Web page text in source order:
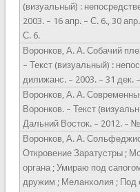
(визуальный) :
2003. – 16 апр. – С. 6., 30
С. 6.
Воронков, А. А. Собачий
– Текст (визуальный) :
дилижанс. – 2003. – 31 дек.
Воронков, А. А.
Воронков. – Текст
Дальний Восток. – 2012. –
Воронков, А. А.
Откровение Заратустры ;
органа ; Умираю под
дружим ; Меланхолия ; Под